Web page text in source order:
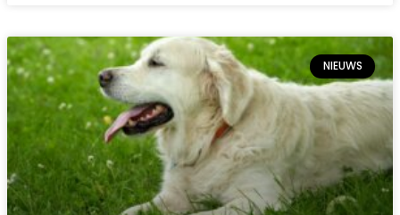
NIEUWS